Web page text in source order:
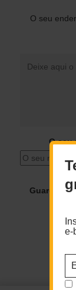
O seu
O seu
Guardar o
e-